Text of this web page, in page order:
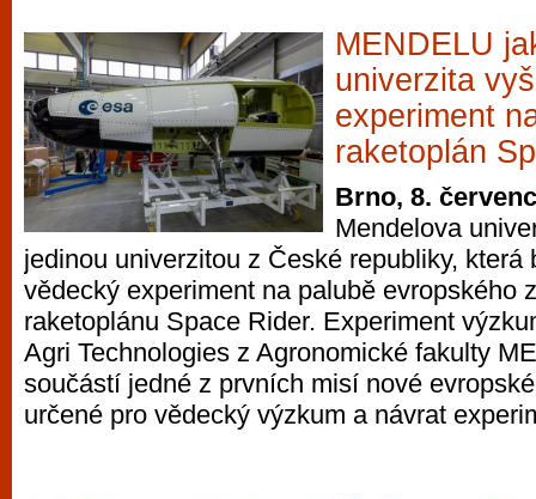
MENDELU
univerzita
experiment
raketoplán
Brno, 8.
Mendelova
jedinou univerzitou z České republiky, která
vědecký experiment na palubě evropského
raketoplánu Space Rider. Experiment
Agri Technologies z Agronomické fakulty
součástí jedné z prvních misí nové
určené pro vědecký výzkum a návrat